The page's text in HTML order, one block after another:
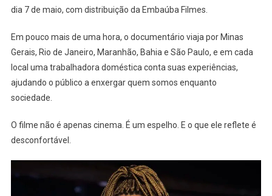
Empregadas
Brasil
dia 7 de maio, com distribuição da Embaúba Filmes.
Em pouco mais de uma hora, o documentário viaja por Minas
Gerais, Rio de Janeiro, Maranhão, Bahia e São Paulo, e em cada
local uma trabalhadora doméstica conta suas experiências,
ajudando o público a enxergar quem somos enquanto
sociedade.
O filme não é apenas cinema. É um espelho. E o que ele reflete é
desconfortável.